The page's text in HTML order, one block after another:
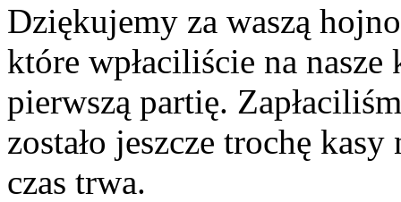
Dziękujemy za waszą
które wpłaciliście na
pierwszą partię.
zostało jeszcze trochę
czas trwa.